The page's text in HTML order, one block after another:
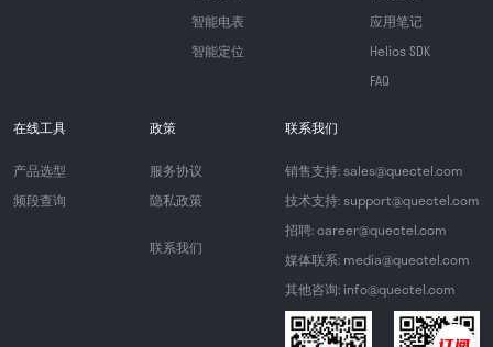
智能电表
智能定位
应用笔记
Helios SDK
FAQ
在线工具
产品选型
频段查询
政策
服务协议
隐私政策
联系我们
联系我们
销售支持: sales@quectel.com
技术支持: support@quectel.com
招聘: career@quectel.com
媒体联系: media@quectel.com
其他咨询: info@quectel.com